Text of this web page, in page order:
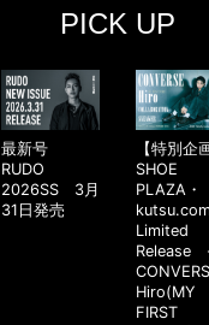
PICK UP
最新号
RUDO
2026SS 3月
31日発売
【特別企
SHOE
PLAZA・
Limited
Release
Hiro(MY
FIRST